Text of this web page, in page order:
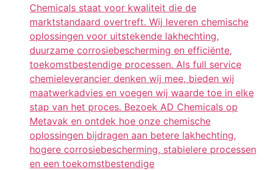
Chemicals staat voor kwaliteit die de
marktstandaard overtreft. Wij leveren chemische
oplossingen voor uitstekende lakhechting,
duurzame corrosiebescherming en efficiënte,
toekomstbestendige processen. Als full service
chemieleverancier denken wij mee, bieden wij
maatwerkadvies en voegen wij waarde toe in elke
stap van het proces. Bezoek AD Chemicals op
Metavak en ontdek hoe onze chemische
oplossingen bijdragen aan betere lakhechting,
hogere corrosiebescherming, stabielere processen
en een toekomstbestendige